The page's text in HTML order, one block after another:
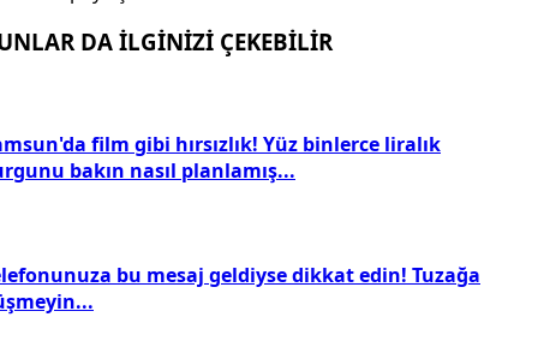
DA İLGİNİZİ ÇEKEBİLİR
film gibi hırsızlık! Yüz binlerce liralık
bakın nasıl planlamış...
bu mesaj geldiyse dikkat edin! Tuzağa